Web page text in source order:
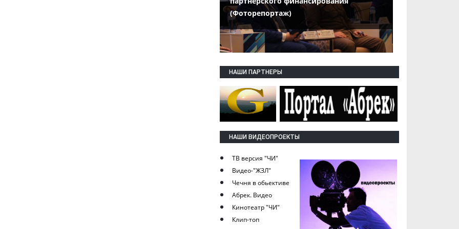
(Фоторепортаж)
НАШИ ПАРТНЕРЫ
НАШИ ВИДЕОПРОЕКТЫ
ТВ версия "ЧИ"
Видео-"ЖЗЛ"
Чечня в обьективе
Абрек. Видео
Кинотеатр "ЧИ"
Клип-топ